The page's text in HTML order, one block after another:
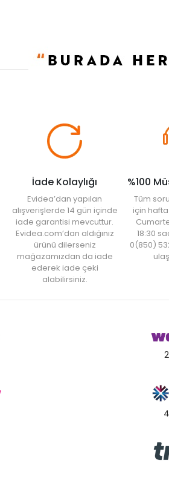
İade Kolaylığı
Evidea’dan yapılan
alışverişlerde 14 gün içinde
iade garantisi mevcuttur.
Evidea.com’dan aldığınız
ürünü dilerseniz
mağazamızdan da iade
ederek iade çeki
alabilirsiniz.
%100
Tüm
için
18:30
0(850)